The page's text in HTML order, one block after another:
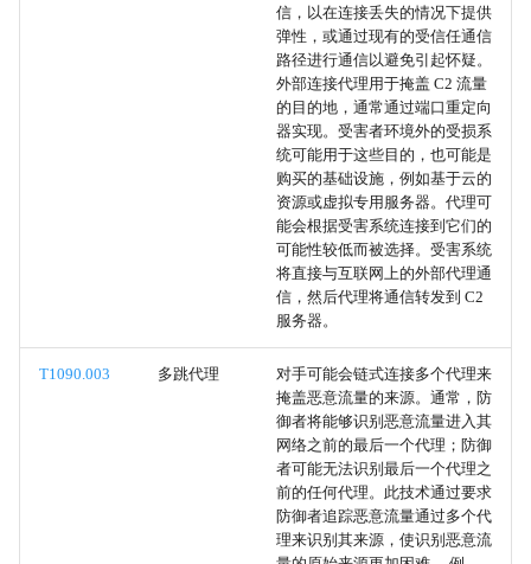
VDSO劫持
信，以在连接丢失的情况下提供
弹性，或通过现有的受信任通信
路径进行通信以避免引起怀疑。
外部连接代理用于掩盖 C2 流量
的目的地，通常通过端口重定向
器实现。受害者环境外的受损系
统可能用于这些目的，也可能是
购买的基础设施，例如基于云的
资源或虚拟专用服务器。代理可
能会根据受害系统连接到它们的
可能性较低而被选择。受害系统
将直接与互联网上的外部代理通
信，然后代理将通信转发到 C2
服务器。
T1090.003 多跳代理
对手可能会链式连接多个代理来
掩盖恶意流量的来源。通常，防
御者将能够识别恶意流量进入其
网络之前的最后一个代理；防御
者可能无法识别最后一个代理之
前的任何代理。此技术通过要求
防御者追踪恶意流量通过多个代
理来识别其来源，使识别恶意流